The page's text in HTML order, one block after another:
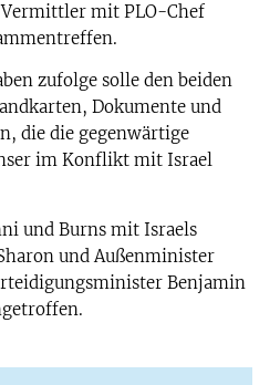
mit PLO-Chef
zufolge solle den beiden
Dokumente und
die die gegenwärtige
im Konflikt mit Israel
und Burns mit Israels
und Außenminister
Benjamin